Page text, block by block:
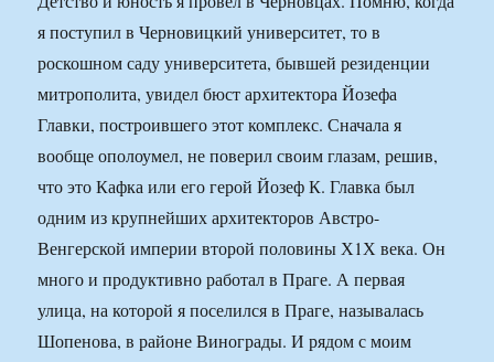
я поступил в Черновицкий университет, то в
роскошном саду университета, бывшей резиденции
митрополита, увидел бюст архитектора Йозефа
Главки, построившего этот комплекс. Сначала я
вообще ополоумел, не поверил своим глазам, решив,
что это Кафка или его герой Йозеф К. Главка был
одним из крупнейших архитекторов Австро-
Венгерской империи второй половины Х1Х века. Он
много и продуктивно работал в Праге. А первая
улица, на которой я поселился в Праге, называлась
Шопенова, в районе Винограды. И рядом с моим